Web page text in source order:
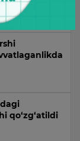
aytdi
qo‘zg‘atildi